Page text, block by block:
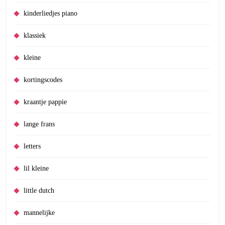
kinderliedjes piano
klassiek
kleine
kortingscodes
kraantje pappie
lange frans
letters
lil kleine
little dutch
mannelijke